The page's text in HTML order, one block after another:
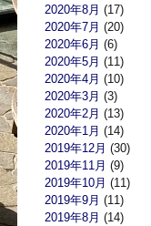
2020年8月 (17)
2020年7月 (20)
2020年6月 (6)
2020年5月 (11)
2020年4月 (10)
2020年3月 (3)
2020年2月 (13)
2020年1月 (14)
2019年12月 (30)
2019年11月 (9)
2019年10月 (11)
2019年9月 (11)
2019年8月 (14)